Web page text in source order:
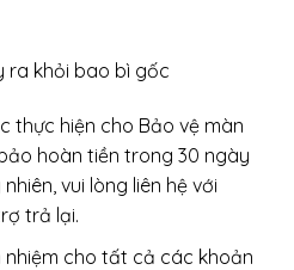
ra khỏi bao bì gốc
thực hiện cho Bảo vệ màn
hoàn tiền trong 30 ngày
vui lòng liên hệ với
trả lại.
cho tất cả các khoản